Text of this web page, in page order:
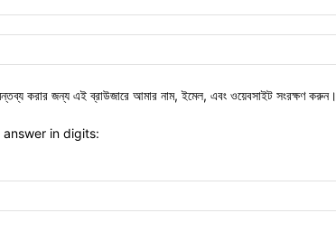
করার জন্য এই ব্রাউজারে আমার নাম, ইমেল, এবং ওয়েবসাইট সংরক্ষণ করুন।
answer in digits: